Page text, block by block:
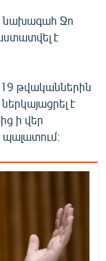
նախագահ Ջո
է
թվականներին
է
ի վեր